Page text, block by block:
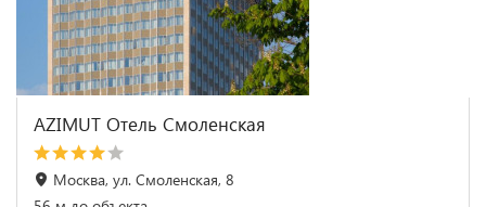
AZIMUT Отель Смоленская
Москва, ул. Смоленская, 8